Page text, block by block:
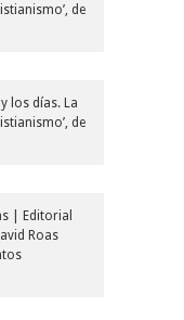
de
los días. La
de
| Editorial
Roas